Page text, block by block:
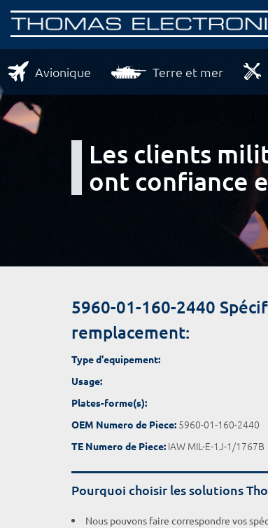
Avionique Terre et mer
Les clients
ont confiance
5960-01-160-2440
remplacement:
Type d'equipement:
Usage:
Plates-forme(s):
OEM Numero de Piece: 5960-01-160-2440
TE Numero de Piece: IAW MIL-E-1J-1/1767B
Pourquoi choisir les solutions
Nous pouvons faire correspondre vos